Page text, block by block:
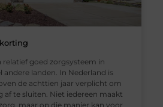
relatief goed zorgsysteem in
andere landen. In Nederland is
de achttien jaar verplicht om
af te sluiten. Niet iedereen maakt
maar op die manier kan voor